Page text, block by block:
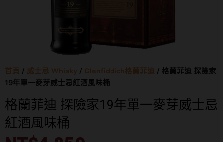
首頁 / 威士忌 Whisky / Glenfiddich格蘭菲迪 / 格蘭菲迪 探險家
19年單一麥芽威士忌紅酒風味桶
格蘭菲迪 探險家19年單一麥芽威士忌
紅酒風味桶